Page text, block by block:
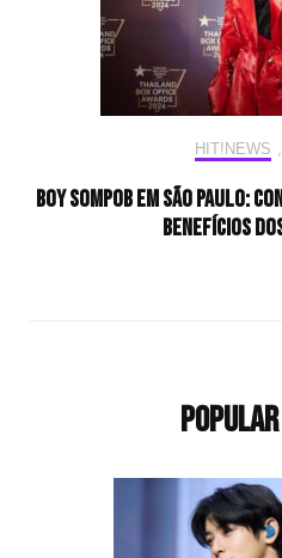
HIT!NEWS ,
Boy Sompob em São Paulo:
benefícios